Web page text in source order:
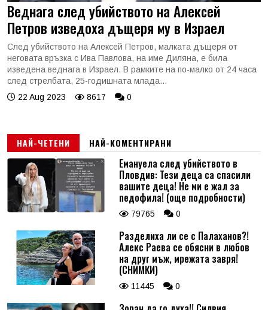
Веднага след убийството на Алексей
Петров изведоха дъщеря му в Израел
След убийството на Алексей Петров, малката дъщеря от
неговата връзка с Ива Павлова, на име Диляна, е била
изведена веднага в Израел. В рамките на по-малко от 24 часа
след стрелбата, 25-годишната млада...
22 Aug 2023
8617 0
НАЙ-ЧЕТЕНИ НАЙ-КОМЕНТИРАНИ
Емануела след убийството в
Пловдив: Тези деца са спасили
вашите деца! Не ми е жал за
педофила! (още подробности)
79765 0
Разделиха ли се с Палаханов?!
Алекс Раева се обясни в любов
на друг мъж, мрежата завря!
(СНИМКИ)
11445 0